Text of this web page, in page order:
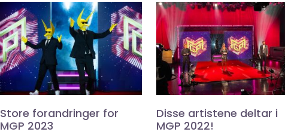
Store forandringer for
MGP 2023
Disse artistene deltar i
MGP 2022!